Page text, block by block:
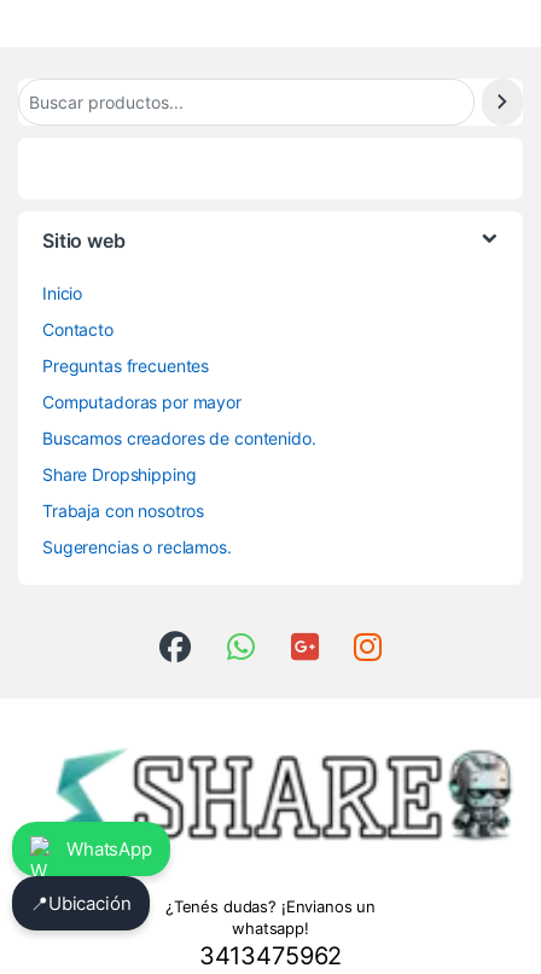
Sitio web
Inicio
Contacto
Preguntas frecuentes
Computadoras por mayor
Buscamos creadores de contenido.
Share Dropshipping
Trabaja con nosotros
Sugerencias o reclamos.
¿Tenés dudas? ¡Envianos un
whatsapp!
3413475962
WhatsApp
📍Ubicación